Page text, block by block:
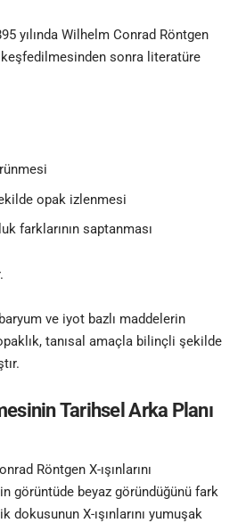
yılında Wilhelm Conrad Röntgen
keşfedilmesinden sonra literatüre
opak izlenmesi
farklarının saptanması
ve iyot bazlı maddelerin
tanısal amaçla bilinçli şekilde
Tarihsel Arka Planı
Röntgen X-ışınlarını
görüntüde beyaz göründüğünü fark
dokusunun X-ışınlarını yumuşak